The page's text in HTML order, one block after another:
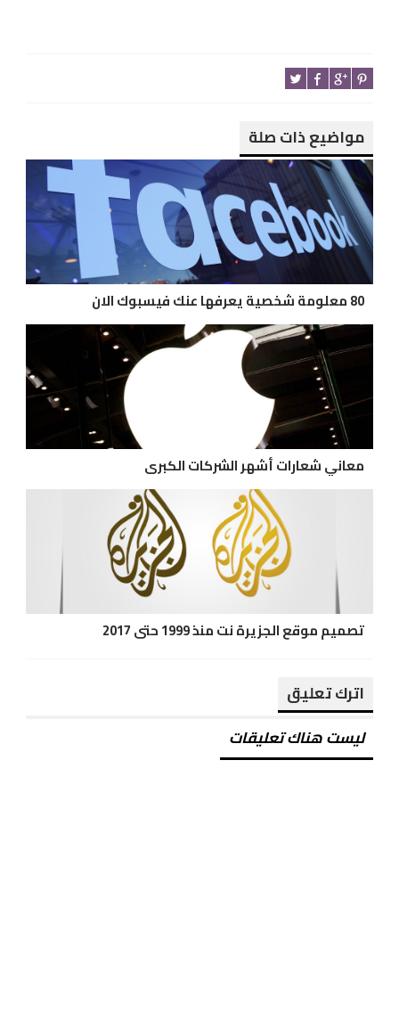
مواضيع ذات صلة
80 معلومة شخصية يعرفها عنك فيسبوك الان
معاني شعارات أشهر الشركات الكبرى
تصميم موقع الجزيرة نت منذ 1999 حتى 2017
اترك تعليق
ليست هناك تعليقات